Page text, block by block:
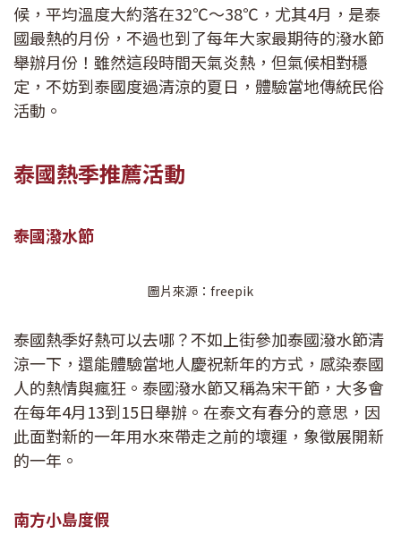
候，平均溫度大約落在32℃～38℃，尤其4月，是泰
國最熱的月份，不過也到了每年大家最期待的潑水節
舉辦月份！雖然這段時間天氣炎熱，但氣候相對穩
定，不妨到泰國度過清涼的夏日，體驗當地傳統民俗
活動。
泰國熱季推薦活動
泰國潑水節
圖片來源：freepik
泰國熱季好熱可以去哪？不如上街參加泰國潑水節清
涼一下，還能體驗當地人慶祝新年的方式，感染泰國
人的熱情與瘋狂。泰國潑水節又稱為宋干節，大多會
在每年4月13到15日舉辦。在泰文有春分的意思，因
此面對新的一年用水來帶走之前的壞運，象徵展開新
的一年。
南方小島度假